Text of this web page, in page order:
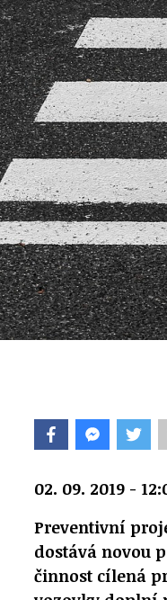
02. 09. 2019 -
Preventivní
dostává novou
činnost cílená